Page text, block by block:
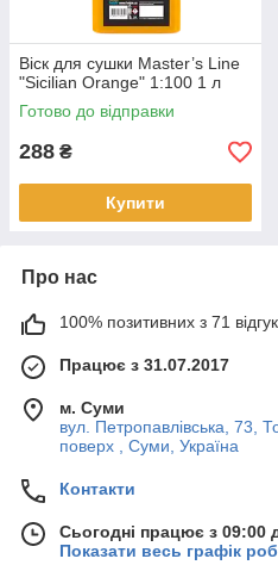
Віск для сушки Master’s Line
"Sicilian Orange" 1:100 1 л
Готово до відправки
288 ₴
Купити
Про нас
100% позитивних з 71
Працює з 31.07.2017
м. Суми
вул. Петропавлівська, 73,
поверх , Суми, Україна
Контакти
Сьогодні працює з 09:00
Показати весь графік